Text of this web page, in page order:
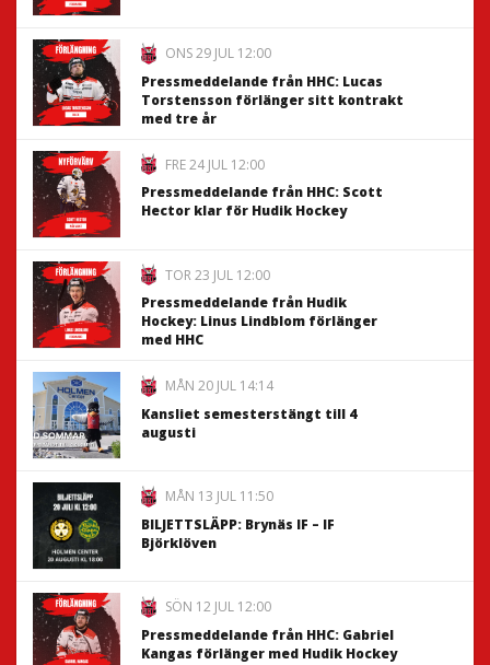
ONS 29 JUL 12:00
Pressmeddelande från HHC: Lucas
Torstensson förlänger sitt kontrakt
med tre år
FRE 24 JUL 12:00
Pressmeddelande från HHC: Scott
Hector klar för Hudik Hockey
TOR 23 JUL 12:00
Pressmeddelande från Hudik
Hockey: Linus Lindblom förlänger
med HHC
MÅN 20 JUL 14:14
Kansliet semesterstängt till 4
augusti
MÅN 13 JUL 11:50
BILJETTSLÄPP: Brynäs IF – IF
Björklöven
SÖN 12 JUL 12:00
Pressmeddelande från HHC: Gabriel
Kangas förlänger med Hudik Hockey